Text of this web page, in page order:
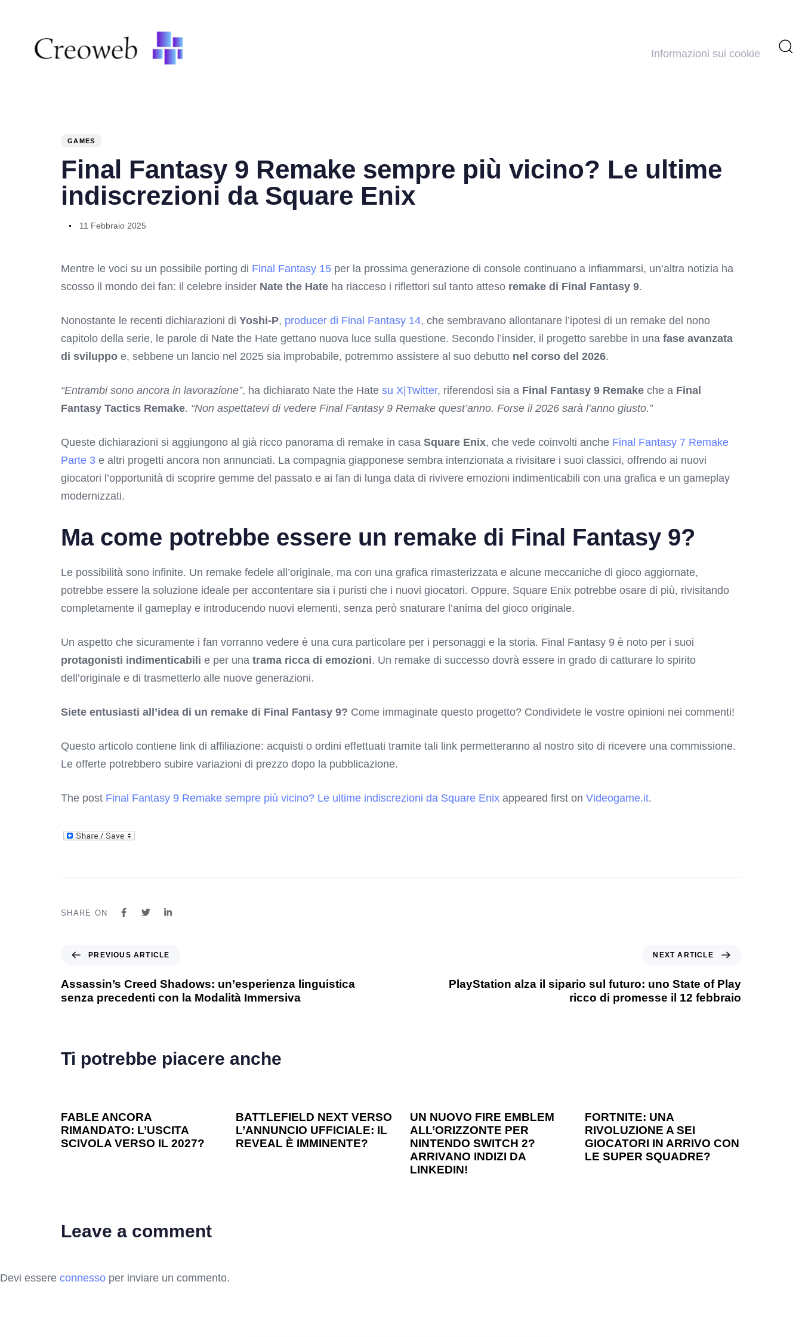
Informazioni sui cookie
GAMES
Final Fantasy 9 Remake sempre più vicino? Le ultime
indiscrezioni da Square Enix
11 Febbraio 2025
Mentre le voci su un possibile porting di Final Fantasy 15 per la prossima generazione di console continuano a infiammarsi, un’altra notizia ha
scosso il mondo dei fan: il celebre insider Nate the Hate ha riacceso i riflettori sul tanto atteso remake di Final Fantasy 9.
Nonostante le recenti dichiarazioni di Yoshi-P, producer di Final Fantasy 14, che sembravano allontanare l’ipotesi di un remake del nono
capitolo della serie, le parole di Nate the Hate gettano nuova luce sulla questione. Secondo l’insider, il progetto sarebbe in una fase avanzata
di sviluppo e, sebbene un lancio nel 2025 sia improbabile, potremmo assistere al suo debutto nel corso del 2026.
“Entrambi sono ancora in lavorazione”, ha dichiarato Nate the Hate su X|Twitter, riferendosi sia a Final Fantasy 9 Remake che a Final
Fantasy Tactics Remake. “Non aspettatevi di vedere Final Fantasy 9 Remake quest’anno. Forse il 2026 sarà l’anno giusto.”
Queste dichiarazioni si aggiungono al già ricco panorama di remake in casa Square Enix, che vede coinvolti anche Final Fantasy 7 Remake
Parte 3 e altri progetti ancora non annunciati. La compagnia giapponese sembra intenzionata a rivisitare i suoi classici, offrendo ai nuovi
giocatori l’opportunità di scoprire gemme del passato e ai fan di lunga data di rivivere emozioni indimenticabili con una grafica e un gameplay
modernizzati.
Ma come potrebbe essere un remake di Final Fantasy 9?
Le possibilità sono infinite. Un remake fedele all’originale, ma con una grafica rimasterizzata e alcune meccaniche di gioco aggiornate,
potrebbe essere la soluzione ideale per accontentare sia i puristi che i nuovi giocatori. Oppure, Square Enix potrebbe osare di più, rivisitando
completamente il gameplay e introducendo nuovi elementi, senza però snaturare l’anima del gioco originale.
Un aspetto che sicuramente i fan vorranno vedere è una cura particolare per i personaggi e la storia. Final Fantasy 9 è noto per i suoi
protagonisti indimenticabili e per una trama ricca di emozioni. Un remake di successo dovrà essere in grado di catturare lo spirito
dell’originale e di trasmetterlo alle nuove generazioni.
Siete entusiasti all’idea di un remake di Final Fantasy 9? Come immaginate questo progetto? Condividete le vostre opinioni nei commenti!
Questo articolo contiene link di affiliazione: acquisti o ordini effettuati tramite tali link permetteranno al nostro sito di ricevere una commissione.
Le offerte potrebbero subire variazioni di prezzo dopo la pubblicazione.
The post Final Fantasy 9 Remake sempre più vicino? Le ultime indiscrezioni da Square Enix appeared first on Videogame.it.
SHARE ON
PREVIOUS ARTICLE
Assassin’s Creed Shadows: un’esperienza linguistica
senza precedenti con la Modalità Immersiva
NEXT ARTICLE
PlayStation alza il sipario sul futuro: uno State of Play
ricco di promesse il 12 febbraio
Ti potrebbe piacere anche
FABLE ANCORA
RIMANDATO: L’USCITA
SCIVOLA VERSO IL 2027?
BATTLEFIELD NEXT VERSO
L’ANNUNCIO UFFICIALE: IL
REVEAL È IMMINENTE?
UN NUOVO FIRE EMBLEM
ALL’ORIZZONTE PER
NINTENDO SWITCH 2?
ARRIVANO INDIZI DA
LINKEDIN!
FORTNITE: UNA
RIVOLUZIONE A SEI
GIOCATORI IN ARRIVO CON
LE SUPER SQUADRE?
Leave a comment
Devi essere connesso per inviare un commento.